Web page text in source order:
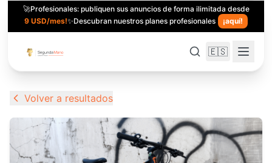
🚀Profesionales: publiquen sus anuncios de forma ilimitada desde
9 USD/mes!✨Descubran nuestros planes profesionales ¡aquí!
🇪🇸
Volver a resultados